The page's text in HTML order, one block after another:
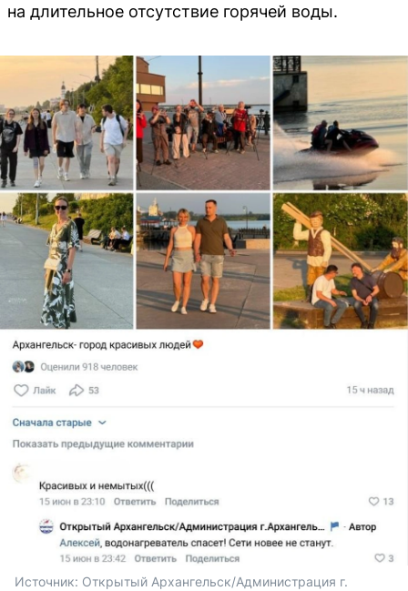
на длительное отсутствие горячей воды.
Источник: Открытый Архангельск/Администрация г.